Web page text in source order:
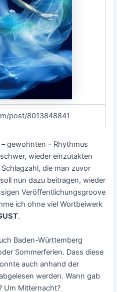
post/8013848841
gewohnten – Rhythmus
wieder einzutakten
die man zuvor
nun dazu beitragen, wieder
Veröffentlichungsgroove
ich ohne viel Wortbeiwerk
.
Baden-Württemberg
Sommerferien. Dass diese
auch anhand der
werden. Wann gab
Um Mitternacht?